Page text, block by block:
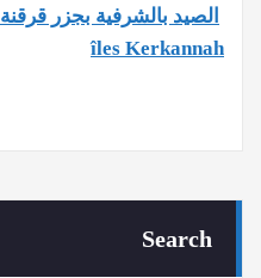
الصيد بالشرفية بجزر قرقنة
îles Kerkannah
Search